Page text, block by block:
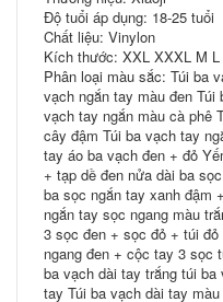
Độ tuổi áp dụng: 18-25 tuổi
Chất liệu: Vinylon
Kích thước: XXL XXXL M L
Phân loại màu sắc: Túi ba
vạch ngắn tay màu đen Túi
vạch tay ngắn màu cà phê
cây đậm Túi ba vạch tay
tay áo ba vạch đen + đỏ
+ tạp dề đen nửa dài ba
ba sọc ngắn tay xanh đậm
ngắn tay sọc ngang màu
3 sọc đen + sọc đỏ + túi
ngang đen + cộc tay 3 sọc
ba vạch dài tay trắng túi
tay Túi ba vạch dài tay